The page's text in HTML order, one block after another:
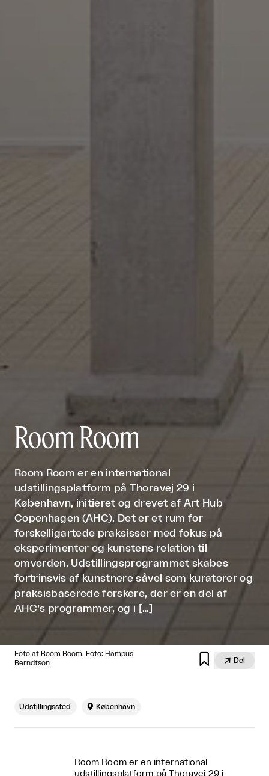
Room Room
Room Room er en international
udstillingsplatform på Thoravej 29 i
København, initieret og drevet af Art Hub
Copenhagen (AHC). Det er et rum for
forskelligartede praksisser med fokus på
eksperimenter og kunstens relation til
omverden. Udstillingsprogrammet skabes
fortrinsvis af kunstnere såvel som kuratorer og
praksisbaserede forskere, der er en del af
AHC’s programmer, og i […]
Foto af Room Room. Foto: Hampus
Berndtson
  Del
Udstillingssted  København
Room Room er en international
udstillingsplatform på Thoravej 29 i